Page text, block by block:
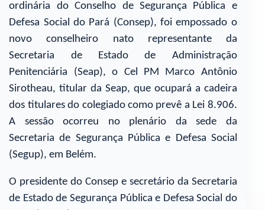
ordinária do Conselho de Segurança Pública e
Defesa Social do Pará (Consep), foi empossado o
novo conselheiro nato representante da
Secretaria de Estado de Administração
Penitenciária (Seap), o Cel PM Marco Antônio
Sirotheau, titular da Seap, que ocupará a cadeira
dos titulares do colegiado como prevê a Lei 8.906.
A sessão ocorreu no plenário da sede da
Secretaria de Segurança Pública e Defesa Social
(Segup), em Belém.
O presidente do Consep e secretário da Secretaria
de Estado de Segurança Pública e Defesa Social do